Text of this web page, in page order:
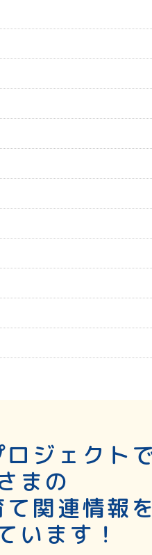
ロジェクト
まの
関連情報
います！